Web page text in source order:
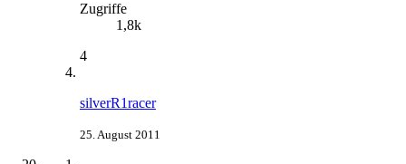
Zugriffe
1,8k
4
silverR1racer
25. August 2011